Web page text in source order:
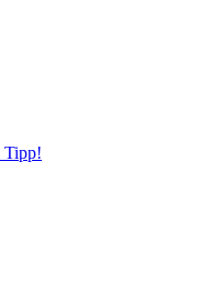
Tipp!